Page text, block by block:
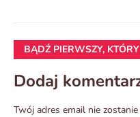
BĄDŹ PIERWSZY,
Dodaj
Twój adres email nie